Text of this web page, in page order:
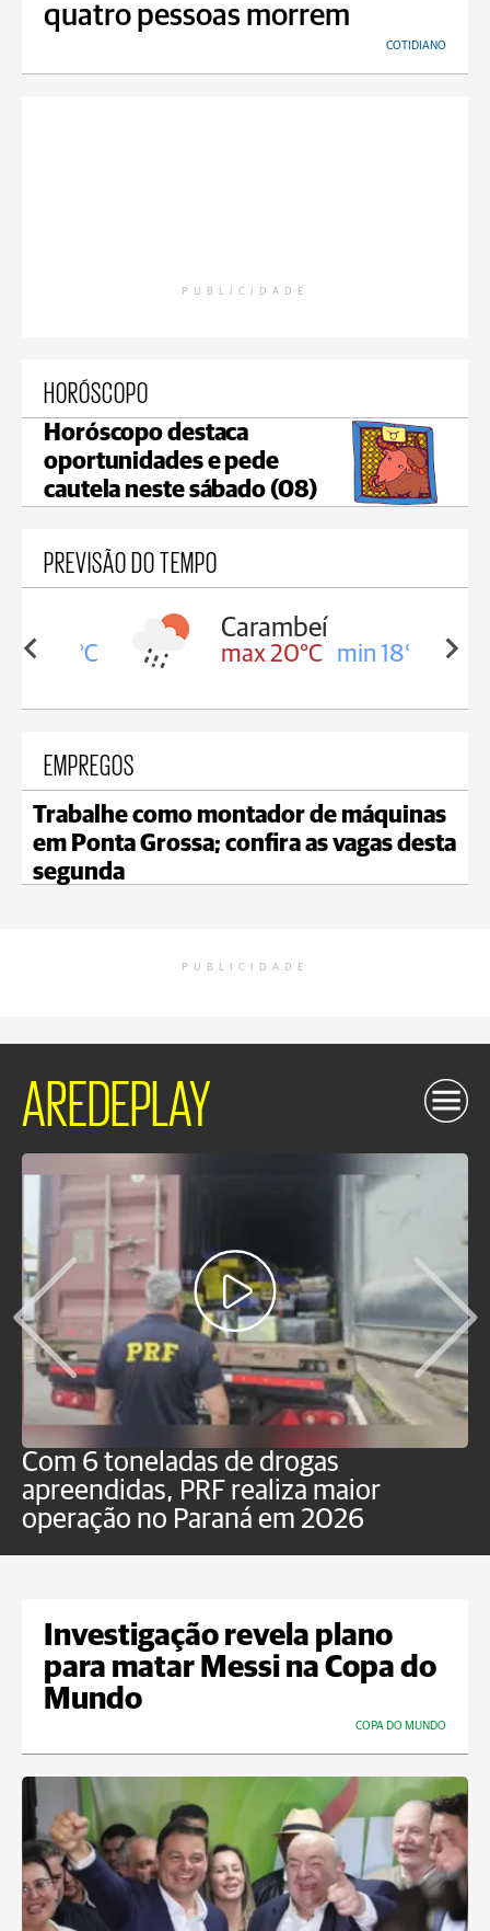
quatro pessoas morrem
COTIDIANO
PUBLICIDADE
HORÓSCOPO
Horóscopo destaca
oportunidades e pede
cautela neste sábado (08)
PREVISÃO DO TEMPO
18°C
Carambeí
max 20°C min 18°C
EMPREGOS
Trabalhe como montador de máquinas
em Ponta Grossa; confira as vagas desta
segunda
PUBLICIDADE
AREDEPLAY
Com 6 toneladas de drogas
apreendidas, PRF realiza maior
operação no Paraná em 2026
Investigação revela plano
para matar Messi na Copa do
Mundo
COPA DO MUNDO